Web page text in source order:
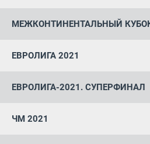
МЕЖКОНТИНЕНТАЛЬНЫЙ
ЕВРОЛИГА 2021
ЕВРОЛИГА-2021. СУПЕРФИНАЛ
ЧМ 2021